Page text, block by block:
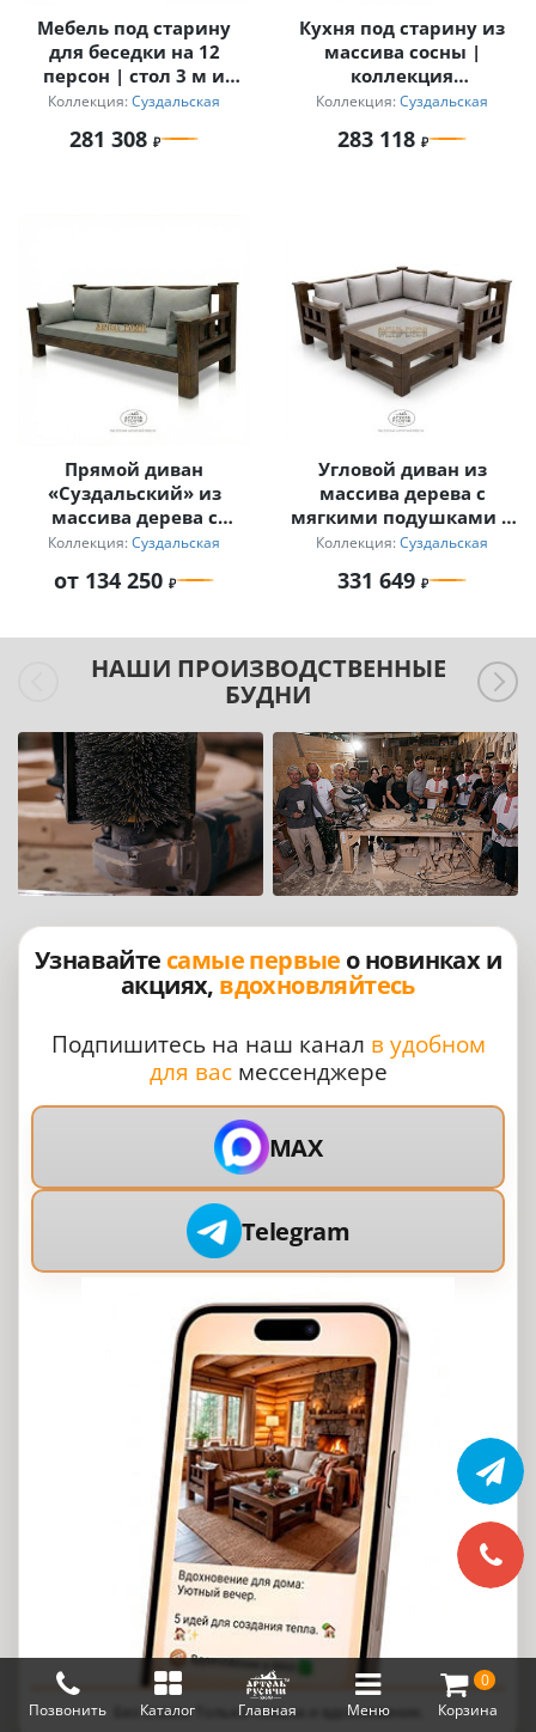
Меню
Позвонить Каталог Главная
0
Корзина
Мебель под старину
для беседки на 12
персон | стол 3 м и
кресла с
«Суздальский»
Коллекция: Суздальская
281 308
Кухня под старину из
массива сосны |
коллекция
«Суздальская»
Коллекция: Суздальская
283 118
Прямой диван
«Суздальский» из
массива дерева с
мягкими подушками
Коллекция: Суздальская
от 134 250
Угловой диван из
массива дерева с
мягкими подушками и
журнальный столик
Коллекция: Суздальская
331 649
НАШИ ПРОИЗВОДСТВЕННЫЕ
БУДНИ
Узнавайте самые первые о новинках и
акциях, вдохновляйтесь
Подпишитесь на наш канал в удобном
для васмессенджере
MAX
Telegram
Без спама. Только польза и вдохновение.